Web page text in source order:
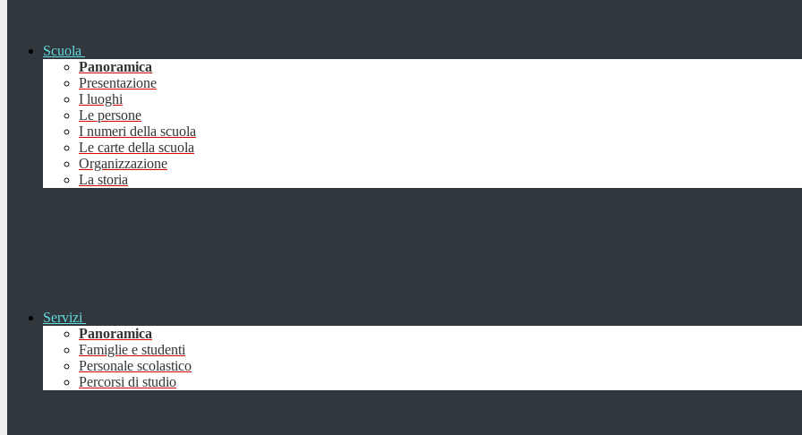
Scuola
Panoramica
Presentazione
I luoghi
Le persone
I numeri della scuola
Le carte della scuola
Organizzazione
La storia
Servizi
Panoramica
Famiglie e studenti
Personale scolastico
Percorsi di studio